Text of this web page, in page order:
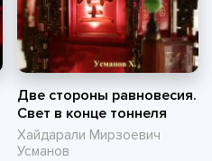
Две стороны равновесия.
Свет в конце тоннеля
Хайдарали Мирзоевич
Усманов